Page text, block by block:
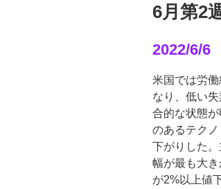
日:
6月第2
2022/6/6
米国では労
なり、低い
合的な状態
のあるテク
下がりした
幅が最も大
が2%以上値